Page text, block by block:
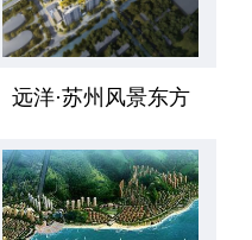
远洋·苏州风景东方